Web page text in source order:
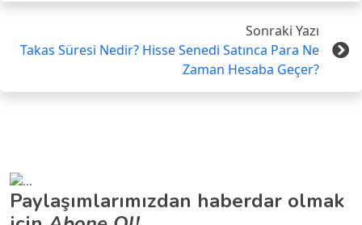
Sonraki Yazı
Takas Süresi Nedir? Hisse Senedi Satınca Para Ne
Zaman Hesaba Geçer?
Paylaşımlarımızdan haberdar olmak